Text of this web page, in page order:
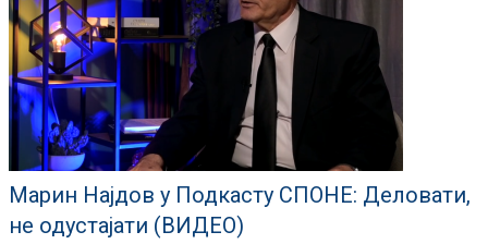
Марин Најдов у Подкасту СПОНЕ: Деловати,
не одустајати (ВИДЕО)